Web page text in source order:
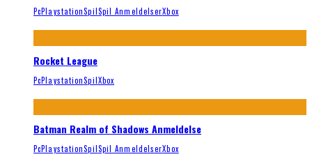
PcPlaystationSpilSpil AnmeldelserXbox
Rocket League
PcPlaystationSpilXbox
Batman Realm of Shadows Anmeldelse
PcPlaystationSpilSpil AnmeldelserXbox